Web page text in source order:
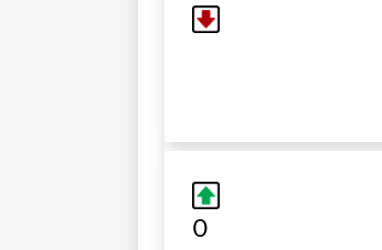
0